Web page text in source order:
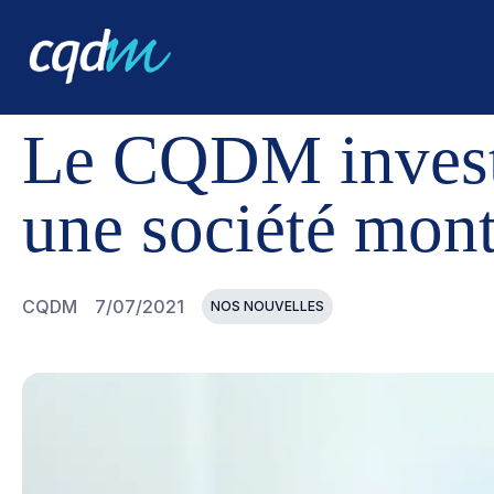
CQDM NOUVELLES ET ÉVÉNEMENTS LE CQDM
Le CQDM
une société
CQDM 7/07/2021 NOS NOUVELLES